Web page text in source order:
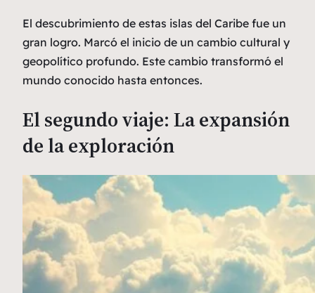
El descubrimiento de estas islas del Caribe fue un
gran logro. Marcó el inicio de un cambio cultural y
geopolítico profundo. Este cambio transformó el
mundo conocido hasta entonces.
El segundo viaje: La expansión
de la exploración